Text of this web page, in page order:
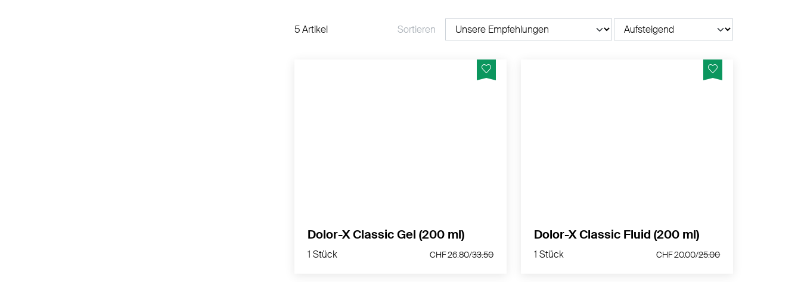
5 Artikel Sortieren
1 Stück CHF 26.80/
Dolor-X Classic Gel (200 ml)
1 Stück CHF 26.80/33.50
1 Stück CHF 20.00/
Dolor-X Classic Fluid (200 ml)
1 Stück CHF 20.00/25.00